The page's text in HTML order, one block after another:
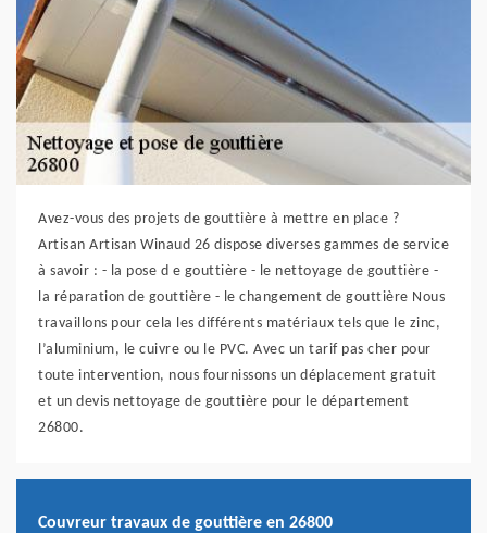
Avez-vous des projets de gouttière à mettre en place ?
Artisan Artisan Winaud 26 dispose diverses gammes de service
à savoir : - la pose d e gouttière - le nettoyage de gouttière -
la réparation de gouttière - le changement de gouttière Nous
travaillons pour cela les différents matériaux tels que le zinc,
l’aluminium, le cuivre ou le PVC. Avec un tarif pas cher pour
toute intervention, nous fournissons un déplacement gratuit
et un devis nettoyage de gouttière pour le département
26800.
Couvreur travaux de gouttière en 26800